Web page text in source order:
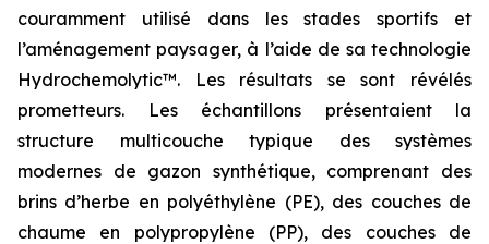
couramment utilisé dans les stades sportifs et
l’aménagement paysager, à l’aide de sa technologie
Hydrochemolytic™. Les résultats se sont révélés
prometteurs. Les échantillons présentaient la
structure multicouche typique des systèmes
modernes de gazon synthétique, comprenant des
brins d’herbe en polyéthylène (PE), des couches de
chaume en polypropylène (PP), des couches de